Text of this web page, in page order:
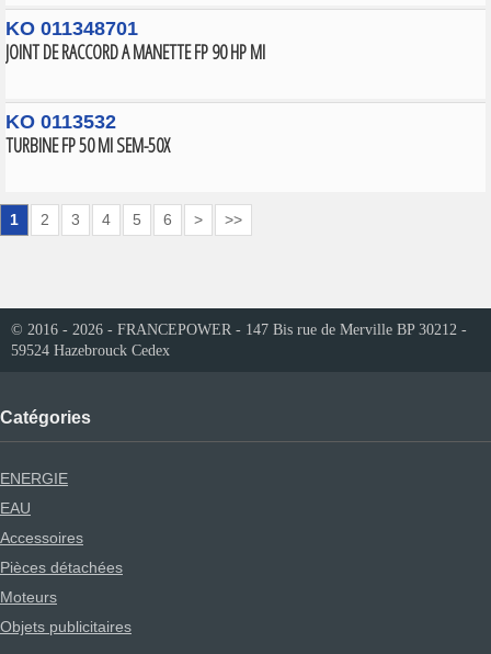
KO 011348701
JOINT DE RACCORD A MANETTE FP 90 HP MI
KO 0113532
TURBINE FP 50 MI SEM-50X
1 2 3 4 5 6 > >>
© 2016 - 2026 - FRANCEPOWER - 147 Bis rue de Merville BP 30212 -
59524 Hazebrouck Cedex
Catégories
ENERGIE
EAU
Accessoires
Pièces détachées
Moteurs
Objets publicitaires